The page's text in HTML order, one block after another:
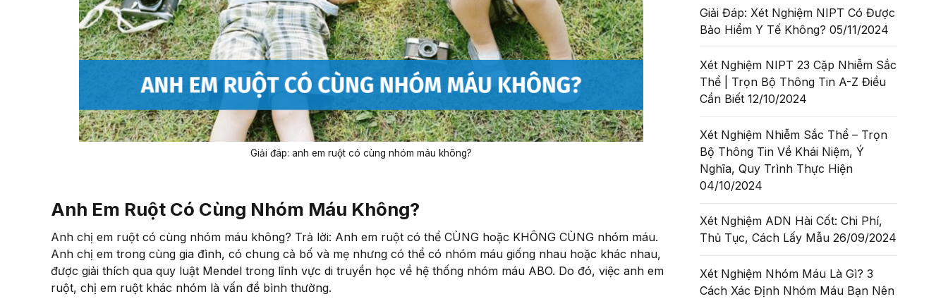
Giải đáp: anh em ruột có cùng nhóm máu không?
Anh Em Ruột Có Cùng Nhóm Máu Không?
Anh chị em ruột có cùng nhóm máu không? Trả lời: Anh em ruột có thể CÙNG hoặc KHÔNG CÙNG nhóm máu.
Anh chị em trong cùng gia đình, có chung cả bố và mẹ nhưng có thể có nhóm máu giống nhau hoặc khác nhau,
được giải thích qua quy luật Mendel trong lĩnh vực di truyền học về hệ thống nhóm máu ABO. Do đó, việc anh em
ruột, chị em ruột khác nhóm là vấn đề bình thường.
Giải Đáp: Xét Nghiệm NIPT Có Được
Bảo Hiểm Y Tế Không? 05/11/2024
Xét Nghiệm NIPT 23 Cặp Nhiễm Sắc
Thể | Trọn Bộ Thông Tin A-Z Điều
Cần Biết 12/10/2024
Xét Nghiệm Nhiễm Sắc Thể – Trọn
Bộ Thông Tin Về Khái Niệm, Ý
Nghĩa, Quy Trình Thực Hiện
04/10/2024
Xét Nghiệm ADN Hài Cốt: Chi Phí,
Thủ Tục, Cách Lấy Mẫu 26/09/2024
Xét Nghiệm Nhóm Máu Là Gì? 3
Cách Xác Định Nhóm Máu Bạn Nên